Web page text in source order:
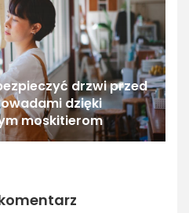
drzwi przed
dzięki
moskitierom